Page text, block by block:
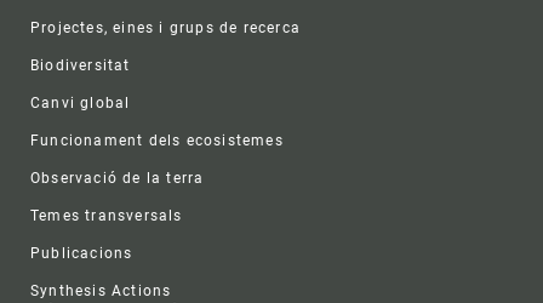
Projectes, eines i grups de recerca
Biodiversitat
Canvi global
Funcionament dels ecosistemes
Observació de la terra
Temes transversals
Publicacions
Synthesis Actions